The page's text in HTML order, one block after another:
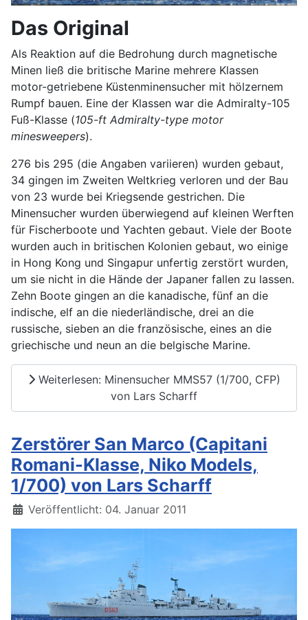
Das Original
Als Reaktion auf die Bedrohung durch magnetische
Minen ließ die britische Marine mehrere Klassen
motor-getriebene Küstenminensucher mit hölzernem
Rumpf bauen. Eine der Klassen war die Admiralty-105
Fuß-Klasse (105-ft Admiralty-type motor
minesweepers).
276 bis 295 (die Angaben variieren) wurden gebaut,
34 gingen im Zweiten Weltkrieg verloren und der Bau
von 23 wurde bei Kriegsende gestrichen. Die
Minensucher wurden überwiegend auf kleinen Werften
für Fischerboote und Yachten gebaut. Viele der Boote
wurden auch in britischen Kolonien gebaut, wo einige
in Hong Kong und Singapur unfertig zerstört wurden,
um sie nicht in die Hände der Japaner fallen zu lassen.
Zehn Boote gingen an die kanadische, fünf an die
indische, elf an die niederländische, drei an die
russische, sieben an die französische, eines an die
griechische und neun an die belgische Marine.
Weiterlesen: Minensucher MMS57 (1/700, CFP)
von Lars Scharff
Zerstörer San Marco (Capitani
Romani-Klasse, Niko Models,
1/700) von Lars Scharff
Details
Veröffentlicht: 04. Januar 2011